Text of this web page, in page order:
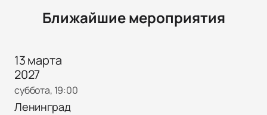
Ближайшие мероприятия
13 марта
2027
суббота, 19:00
Ленинград